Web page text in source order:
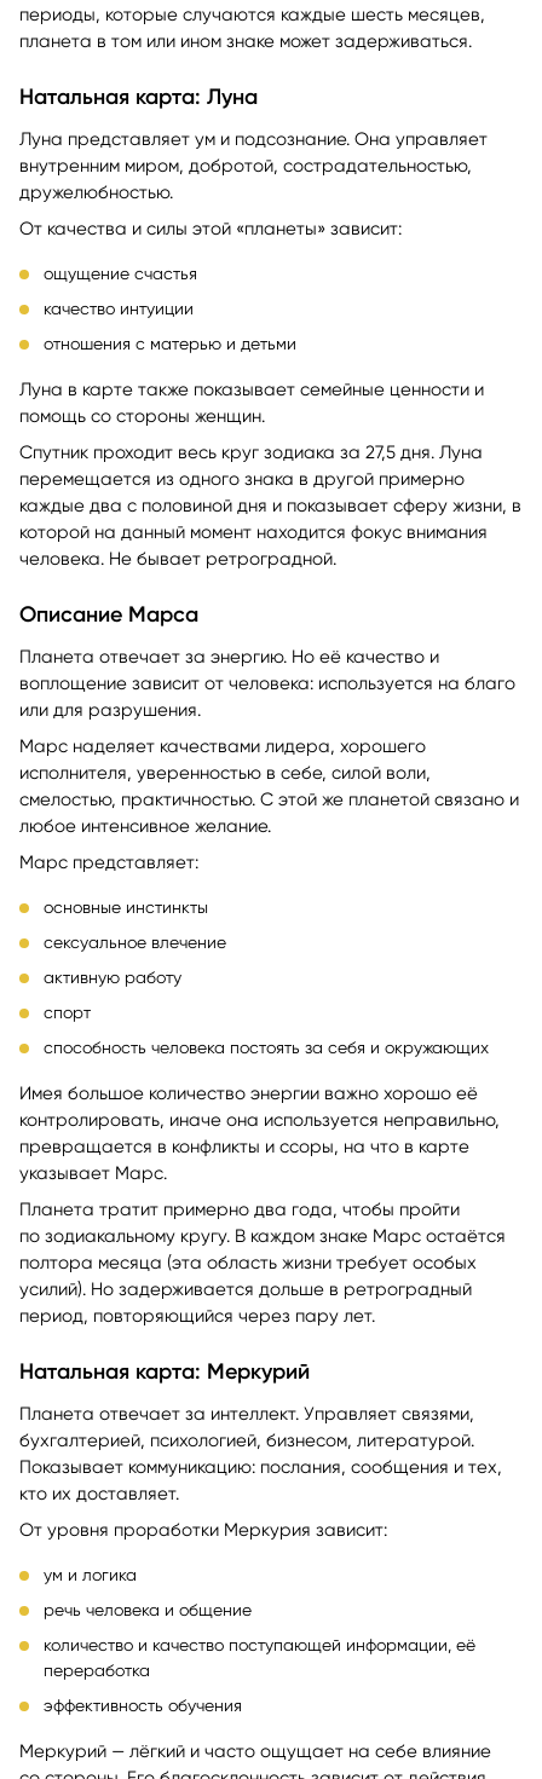
периоды, которые случаются каждые шесть месяцев,
планета в том или ином знаке может задерживаться.
Натальная карта: Луна
Луна представляет ум и подсознание. Она управляет
внутренним миром, добротой, сострадательностью,
дружелюбностью.
От качества и силы этой «планеты» зависит:
ощущение счастья
качество интуиции
отношения с матерью и детьми
Луна в карте также показывает семейные ценности и
помощь со стороны женщин.
Спутник проходит весь круг зодиака за 27,5 дня. Луна
перемещается из одного знака в другой примерно
каждые два с половиной дня и показывает сферу жизни, в
которой на данный момент находится фокус внимания
человека. Не бывает ретроградной.
Описание Марса
Планета отвечает за энергию. Но её качество и
воплощение зависит от человека: используется на благо
или для разрушения.
Марс наделяет качествами лидера, хорошего
исполнителя, уверенностью в себе, силой воли,
смелостью, практичностью. С этой же планетой связано и
любое интенсивное желание.
Марс представляет:
основные инстинкты
сексуальное влечение
активную работу
спорт
способность человека постоять за себя и окружающих
Имея большое количество энергии важно хорошо её
контролировать, иначе она используется неправильно,
превращается в конфликты и ссоры, на что в карте
указывает Марс.
Планета тратит примерно два года, чтобы пройти
по зодиакальному кругу. В каждом знаке Марс остаётся
полтора месяца (эта область жизни требует особых
усилий). Но задерживается дольше в ретроградный
период, повторяющийся через пару лет.
Натальная карта: Меркурий
Планета отвечает за интеллект. Управляет связями,
бухгалтерией, психологией, бизнесом, литературой.
Показывает коммуникацию: послания, сообщения и тех,
кто их доставляет.
От уровня проработки Меркурия зависит:
ум и логика
речь человека и общение
количество и качество поступающей информации, её
переработка
эффективность обучения
Меркурий — лёгкий и часто ощущает на себе влияние